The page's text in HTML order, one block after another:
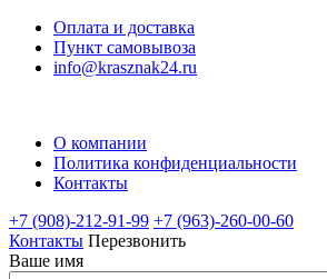
Оплата и доставка
Пункт самовывоза
info@krasznak24.ru
О компании
Политика конфиденциальности
Контакты
+7 (908)-212-91-99 +7 (963)-260-00-60
Контакты Перезвонить
Ваше имя